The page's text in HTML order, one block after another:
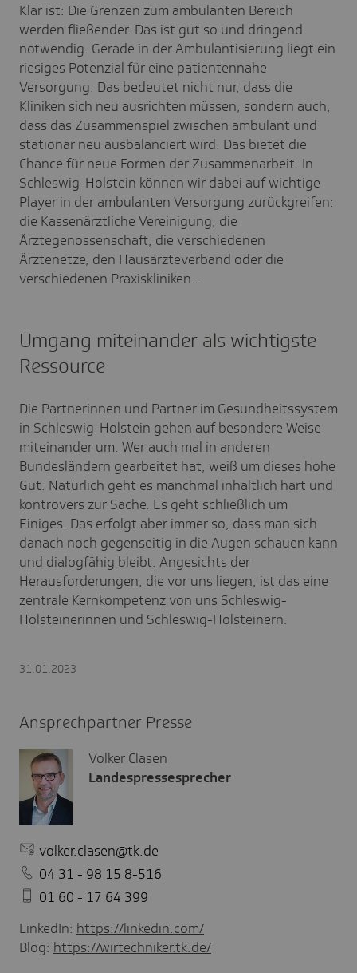
Klar ist: Die Grenzen zum ambulanten Bereich
werden fließender. Das ist gut so und dringend
notwendig. Gerade in der Ambulantisierung liegt ein
riesiges Potenzial für eine patientennahe
Versorgung. Das bedeutet nicht nur, dass die
Kliniken sich neu ausrichten müssen, sondern auch,
dass das Zusammenspiel zwischen ambulant und
stationär neu ausbalanciert wird. Das bietet die
Chance für neue Formen der Zusammenarbeit. In
Schleswig-Holstein können wir dabei auf wichtige
Player in der ambulanten Versorgung zurückgreifen:
die Kassenärztliche Vereinigung, die
Ärztegenossenschaft, die verschiedenen
Ärztenetze, den Hausärzteverband oder die
verschiedenen Praxiskliniken…
Umgang miteinander als wichtigste
Ressource
Die Partnerinnen und Partner im Gesundheitssystem
in Schleswig-Holstein gehen auf besondere Weise
miteinander um. Wer auch mal in anderen
Bundesländern gearbeitet hat, weiß um dieses hohe
Gut. Natürlich geht es manchmal inhaltlich hart und
kontrovers zur Sache. Es geht schließlich um
Einiges. Das erfolgt aber immer so, dass man sich
danach noch gegenseitig in die Augen schauen kann
und dialogfähig bleibt. Angesichts der
Herausforderungen, die vor uns liegen, ist das eine
zentrale Kernkompetenz von uns Schleswig-
Holsteinerinnen und Schleswig-Holsteinern.
31.01.2023
Ansprechpartner Presse
Volker Clasen
Landespressesprecher
volker.clasen@tk.de
04 31 - 98 15 8-516
01 60 - 17 64 399
LinkedIn: https://linkedin.com/
Blog: https://wirtechniker.tk.de/